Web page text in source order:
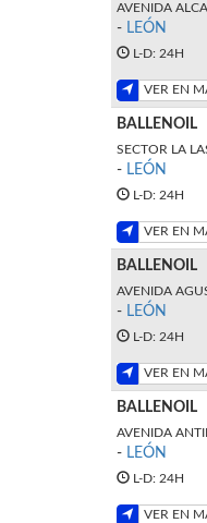
AVENIDA
- LEÓN
L-D: 24H
VER EN
BALLENOIL
SECTOR LA
- LEÓN
L-D: 24H
VER EN
BALLENOIL
AVENIDA
- LEÓN
L-D: 24H
VER EN
BALLENOIL
AVENIDA
- LEÓN
L-D: 24H
VER EN